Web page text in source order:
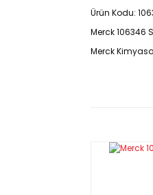
Ürün Kodu:
Merck 106346
Merck